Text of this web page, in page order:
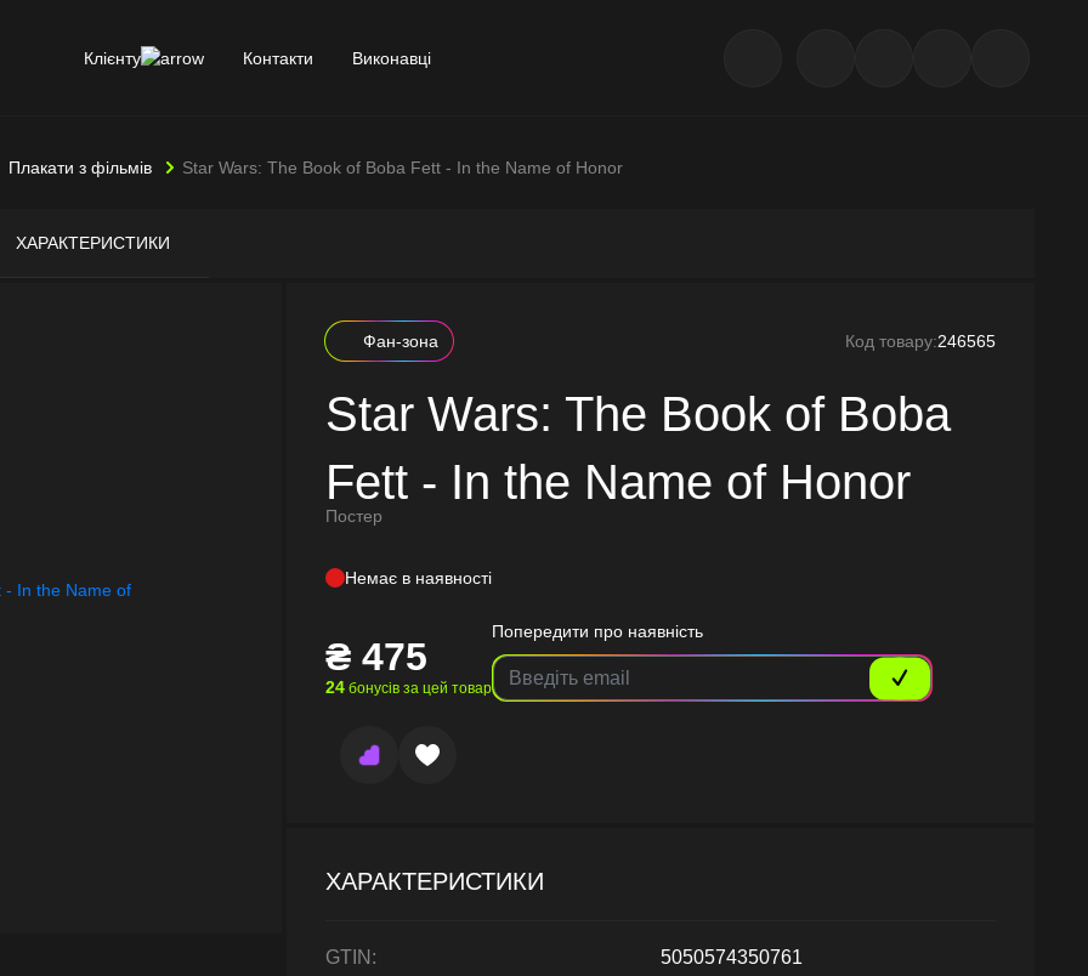
Клієнту Контакти Виконавці
Плакати з фільмів Star Wars: The Book of Boba Fett - In the Name of Honor
ХАРАКТЕРИСТИКИ
Фан-зона Код товару:246565
Star Wars: The Book of Boba
Fett - In the Name of Honor
Постер
Немає в наявності
₴ 475
24 бонусів за цей товар
Попередити про наявність
ХАРАКТЕРИСТИКИ
GTIN: 5050574350761